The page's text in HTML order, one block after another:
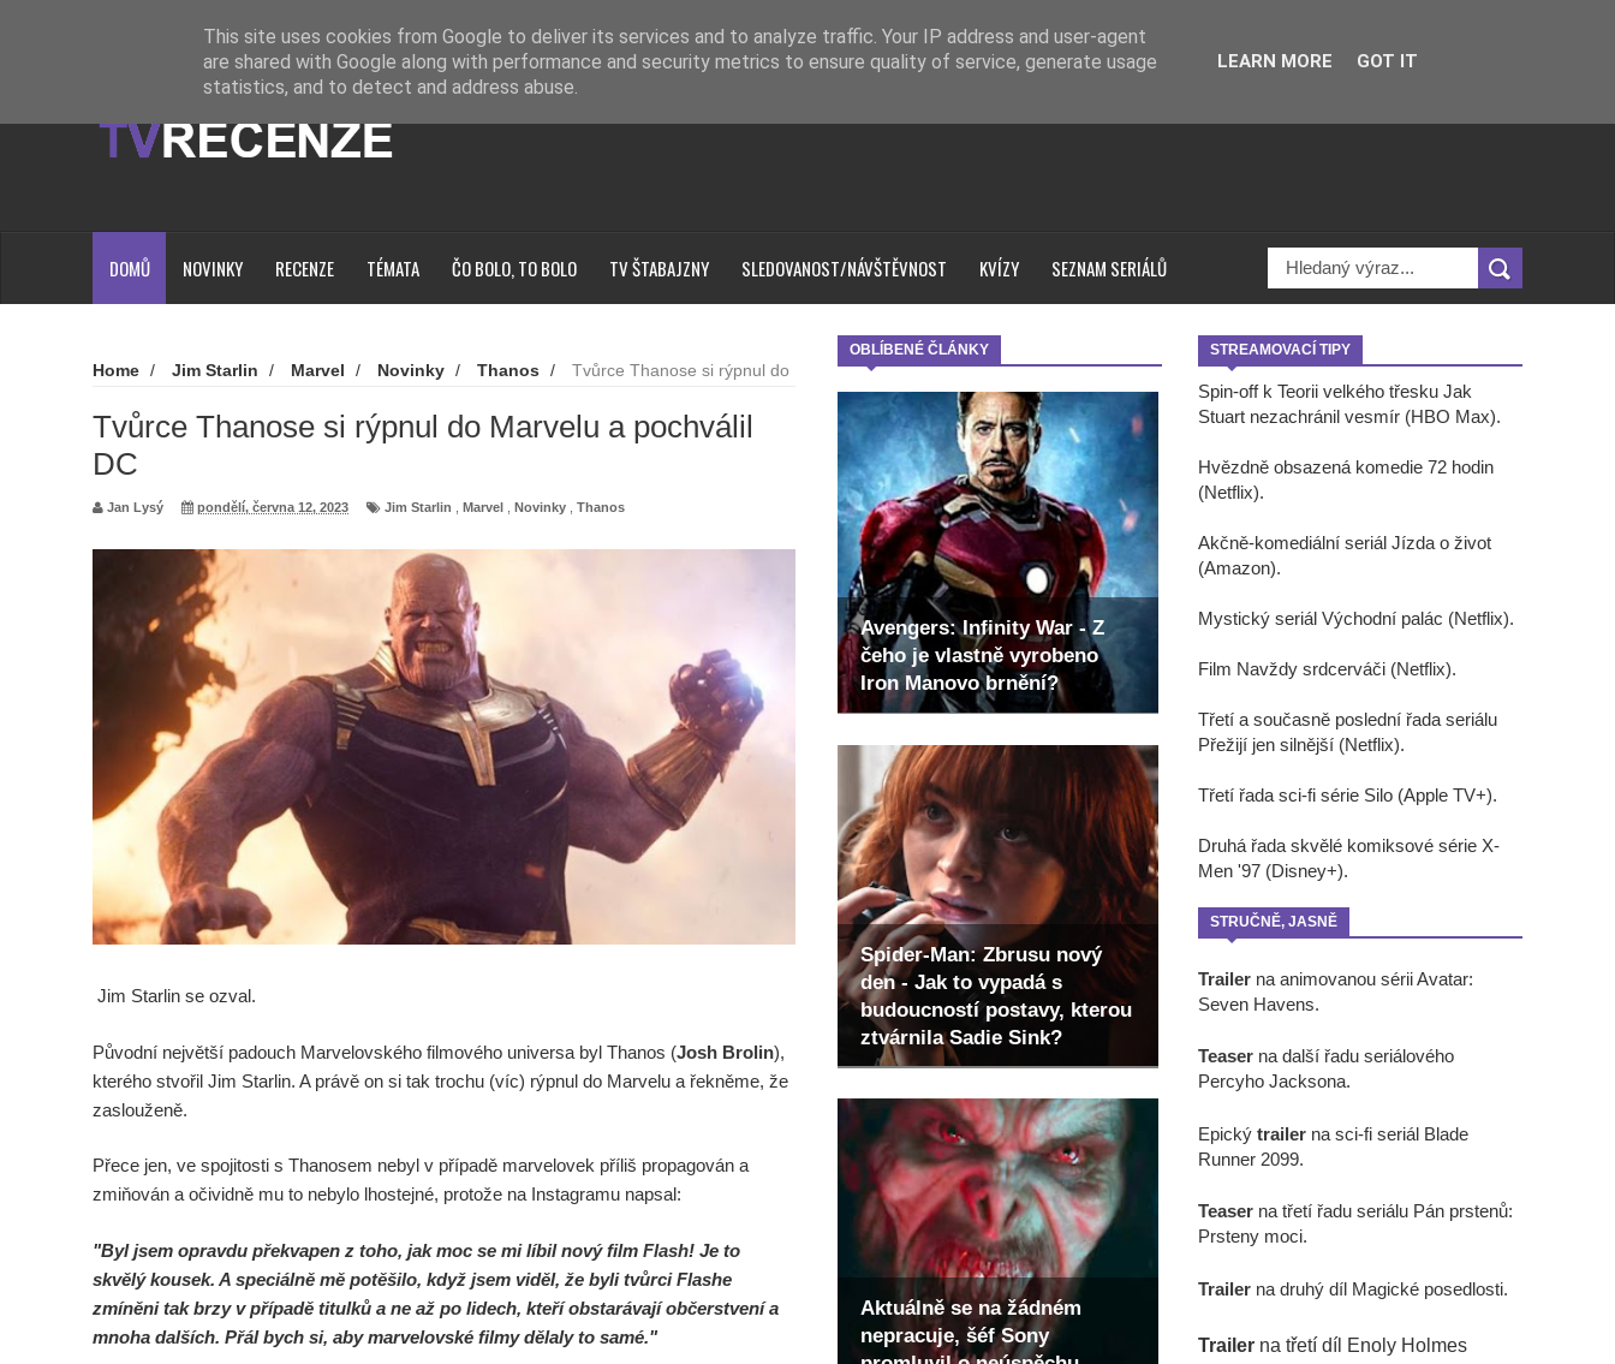
Loading...
DOMŮ NOVINKY RECENZE TÉMATA ČO BOLO, TO BOLO TV ŠTABAJZNY SLEDOVANOST/NÁVŠTĚVNOST KVÍZY SEZNAM SERIÁLŮ
OBLÍBENÉ ČLÁNKY
Avengers: Infinity War - Z
čeho je vlastně vyrobeno
Iron Manovo brnění?
Spider-Man: Zbrusu nový
den - Jak to vypadá s
budoucností postavy, kterou
ztvárnila Sadie Sink?
Aktuálně se na žádném
nepracuje, šéf Sony
Home / Jim Starlin / Marvel / Novinky / Thanos /
Tvůrce Thanose si rýpnul do
Tvůrce Thanose si rýpnul do Marvelu a pochválil
DC
Jan Lysý pondělí, června 12, 2023 Jim Starlin Marvel Novinky Thanos
Jim Starlin se ozval.
Původní největší padouch Marvelovského filmového universa byl Thanos (Josh Brolin),
kterého stvořil Jim Starlin. A právě on si tak trochu (víc) rýpnul do Marvelu a řekněme, že
zaslouženě.
Přece jen, ve spojitosti s Thanosem nebyl v případě marvelovek příliš propagován a
zmiňován a očividně mu to nebylo lhostejné, protože na Instagramu napsal:
"Byl jsem opravdu překvapen z toho, jak moc se mi líbil nový film Flash! Je to
skvělý kousek. A speciálně mě potěšilo, když jsem viděl, že byli tvůrci Flashe
zmíněni tak brzy v případě titulků a ne až po lidech, kteří obstarávají občerstvení a
mnoha dalších. Přál bych si, aby marvelovské filmy dělaly to samé."
STREAMOVACÍ TIPY
Spin-off k Teorii velkého třesku Jak
Stuart nezachránil vesmír (HBO Max).
Hvězdně obsazená komedie 72 hodin
(Netflix).
Akčně-komediální seriál Jízda o život
(Amazon).
Mystický seriál Východní palác (Netflix).
Film Navždy srdcerváči (Netflix).
Třetí a současně poslední řada seriálu
Přežijí jen silnější (Netflix).
Třetí řada sci-fi série Silo (Apple TV+).
Druhá řada skvělé komiksové série X-
Men '97 (Disney+).
STRUČNĚ, JASNĚ
Trailer na animovanou sérii Avatar:
Seven Havens.
Teaser na další řadu seriálového
Percyho Jacksona.
Epický trailer na sci-fi seriál Blade
Runner 2099.
Teaser na třetí řadu seriálu Pán prstenů:
Prsteny moci.
Trailer na druhý díl Magické posedlosti.
Trailer na třetí díl Enoly Holmes
This site uses cookies from Google to deliver its services and to analyze traffic. Your IP address and user-agent
are shared with Google along with performance and security metrics to ensure quality of service, generate usage
statistics, and to detect and address abuse.
LEARN MORE GOT IT